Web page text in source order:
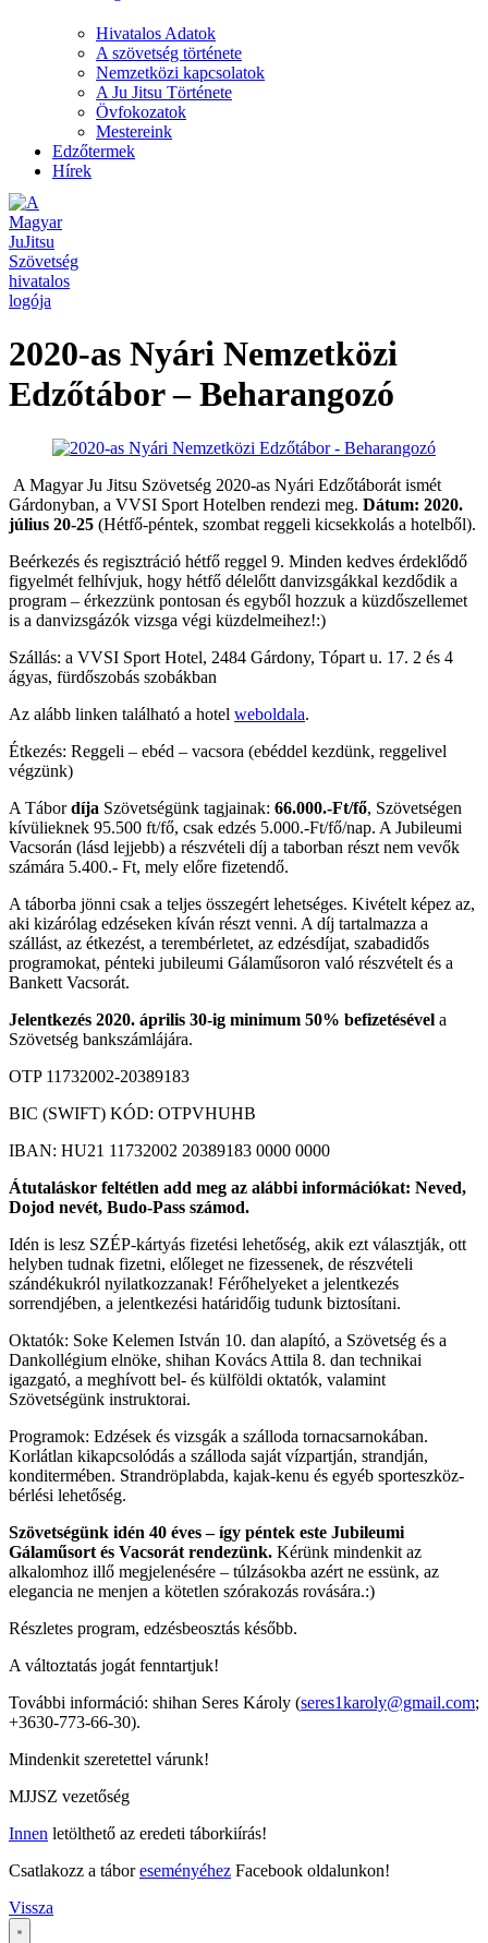
Hivatalos Adatok
A szövetség története
Nemzetközi kapcsolatok
A Ju Jitsu Története
Övfokozatok
Mestereink
Edzőtermek
Hírek
2020-as Nyári Nemzetközi
Edzőtábor – Beharangozó
A Magyar Ju Jitsu Szövetség 2020-as Nyári Edzőtáborát ismét
Gárdonyban, a VVSI Sport Hotelben rendezi meg. Dátum: 2020.
július 20-25 (Hétfő-péntek, szombat reggeli kicsekkolás a hotelből).
Beérkezés és regisztráció hétfő reggel 9. Minden kedves érdeklődő
figyelmét felhívjuk, hogy hétfő délelőtt danvizsgákkal kezdődik a
program – érkezzünk pontosan és egyből hozzuk a küzdőszellemet
is a danvizsgázók vizsga végi küzdelmeihez!:)
Szállás: a VVSI Sport Hotel, 2484 Gárdony, Tópart u. 17. 2 és 4
ágyas, fürdőszobás szobákban
Az alább linken található a hotel weboldala.
Étkezés: Reggeli – ebéd – vacsora (ebéddel kezdünk, reggelivel
végzünk)
A Tábordíja Szövetségünk tagjainak: 66.000.-Ft/fő, Szövetségen
kívülieknek 95.500 ft/fő, csak edzés 5.000.-Ft/fő/nap. A Jubileumi
Vacsorán (lásd lejjebb) a részvételi díj a taborban részt nem vevők
számára 5.400.- Ft, mely előre fizetendő.
A táborba jönni csak a teljes összegért lehetséges. Kivételt képez az,
aki kizárólag edzéseken kíván részt venni. A díj tartalmazza a
szállást, az étkezést, a terembérletet, az edzésdíjat, szabadidős
programokat, pénteki jubileumi Gálaműsoron való részvételt és a
Bankett Vacsorát.
Jelentkezés 2020. április 30-ig minimum 50% befizetésével a
Szövetség bankszámlájára.
OTP 11732002-20389183
BIC (SWIFT) KÓD: OTPVHUHB
IBAN: HU21 11732002 20389183 0000 0000
Átutaláskor feltétlen add meg az alábbi információkat: Neved,
Dojod nevét, Budo-Pass számod.
Idén is lesz SZÉP-kártyás fizetési lehetőség, akik ezt választják, ott
helyben tudnak fizetni, előleget ne fizessenek, de részvételi
szándékukról nyilatkozzanak! Férőhelyeket a jelentkezés
sorrendjében, a jelentkezési határidőig tudunk biztosítani.
Oktatók: Soke Kelemen István 10. dan alapító, a Szövetség és a
Dankollégium elnöke, shihan Kovács Attila 8. dan technikai
igazgató, a meghívott bel- és külföldi oktatók, valamint
Szövetségünk instruktorai.
Programok: Edzések és vizsgák a szálloda tornacsarnokában.
Korlátlan kikapcsolódás a szálloda saját vízpartján, strandján,
konditermében. Strandröplabda, kajak-kenu és egyéb sporteszköz-
bérlési lehetőség.
Szövetségünk idén 40 éves – így péntek este Jubileumi
Gálaműsort és Vacsorát rendezünk. Kérünk mindenkit az
alkalomhoz illő megjelenésére – túlzásokba azért ne essünk, az
elegancia ne menjen a kötetlen szórakozás rovására.:)
Részletes program, edzésbeosztás később.
A változtatás jogát fenntartjuk!
További információ: shihan Seres Károly (seres1karoly@gmail.com;
+3630-773-66-30).
Mindenkit szeretettel várunk!
MJJSZ vezetőség
Innen letölthető az eredeti táborkiírás!
Csatlakozz a táboreseményéhez Facebook oldalunkon!
Vissza